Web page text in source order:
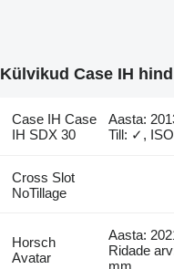
Külvikud Case IH hind
Case IH Case
IH SDX 30
Aasta:
Till: ✓,
Cross Slot
NoTillage
Horsch
Avatar
Aasta:
Ridade
mm